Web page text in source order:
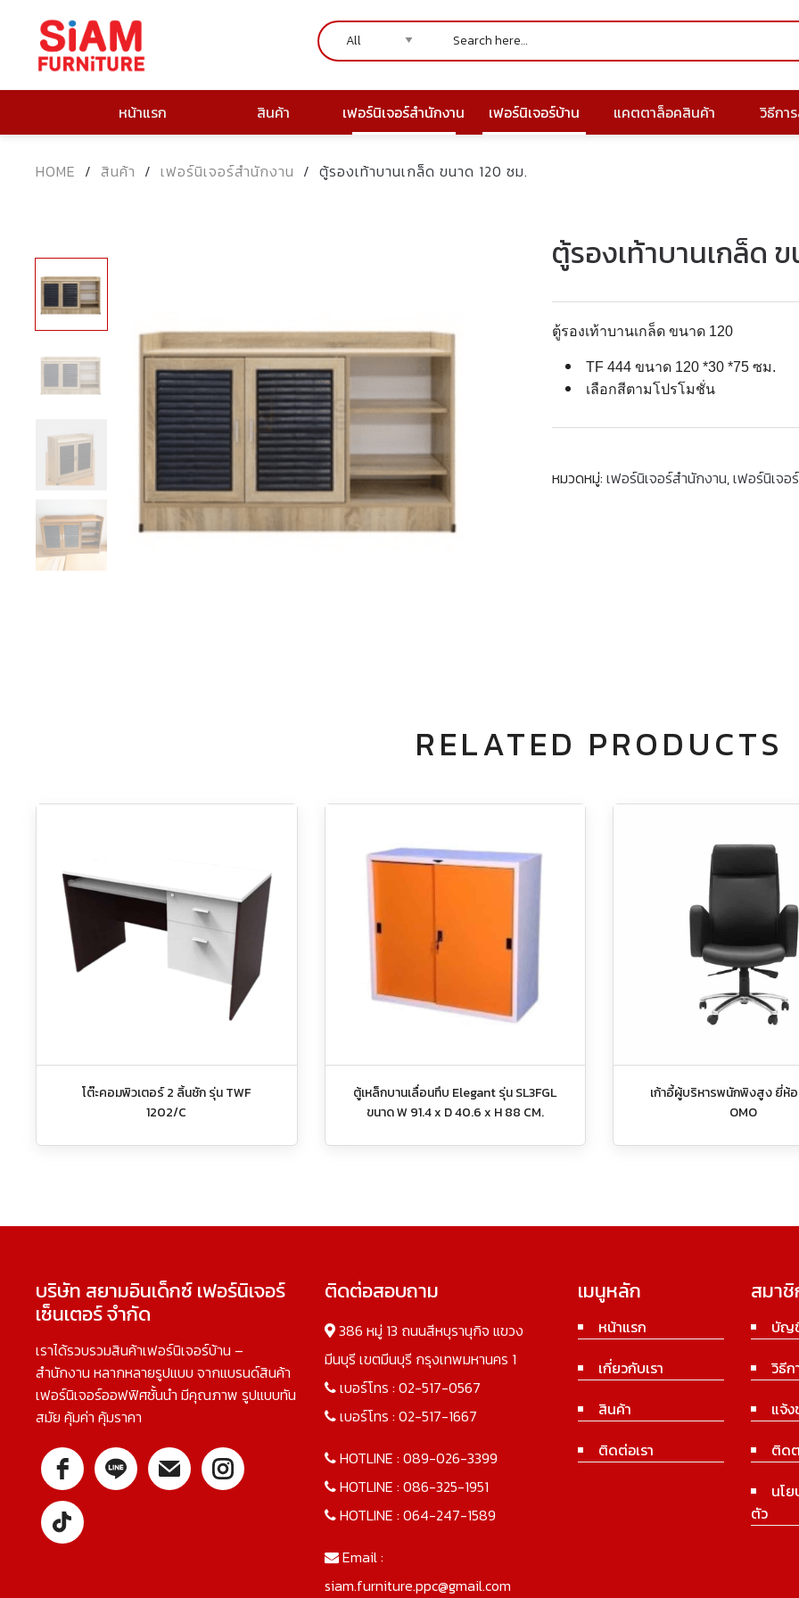
หน้าแรก สินค้า เฟอร์นิเจอร์สำนักงาน เฟอร์นิเจอร์บ้าน แคตตาล็อคสินค้า วิธีกา
HOME / สินค้า / เฟอร์นิเจอร์สำนักงาน / ตู้รองเท้าบานเกล็ด ขนาด 120 ซม.
ตู้รองเท้าบานเกล็ด
ตู้รองเท้าบานเกล็ด ขนาด 120
TF 444 ขนาด 120 *30 *75 ซม.
เลือกสีตามโปรโมชั่น
หมวดหมู่:เฟอร์นิเจอร์สำนักงาน,เฟอร์นิเจอ
RELATED PRODUCTS
โต๊ะคอมพิวเตอร์ 2 ลิ้นชัก รุ่น TWF
1202/C
ตู้เหล็กบานเลื่อนทึบ Elegant รุ่น SL3FGL
ขนาด W 91.4 x D 40.6 x H 88 CM.
เก้าอี้ผู้บริหารพนักพิงสูง ยี่ห้
OMO
บริษัท สยามอินเด็กซ์ เฟอร์นิเจอร์
เซ็นเตอร์ จำกัด
เราได้รวบรวมสินค้าเฟอร์นิเจอร์บ้าน –
สำนักงาน หลากหลายรูปแบบ จากแบรนด์สินค้า
เฟอร์นิเจอร์ออฟฟิศชั้นนำ มีคุณภาพ รูปแบบทัน
สมัย คุ้มค่า คุ้มราคา
ติดต่อสอบถาม
386 หมู่ 13 ถนนสีหบุรานุกิจ แขวง
มีนบุรี เขตมีนบุรี กรุงเทพมหานคร 1
เบอร์โทร : 02-517-0567
เบอร์โทร : 02-517-1667
HOTLINE : 089-026-3399
HOTLINE : 086-325-1951
HOTLINE : 064-247-1589
Email :
siam.furniture.ppc@gmail.com
เมนูหลัก
หน้าแรก
เกี่ยวกับเรา
สินค้า
ติดต่อเรา
สมา
บัญ
วิธีก
แจ้ง
ติด
นโ
ตัว